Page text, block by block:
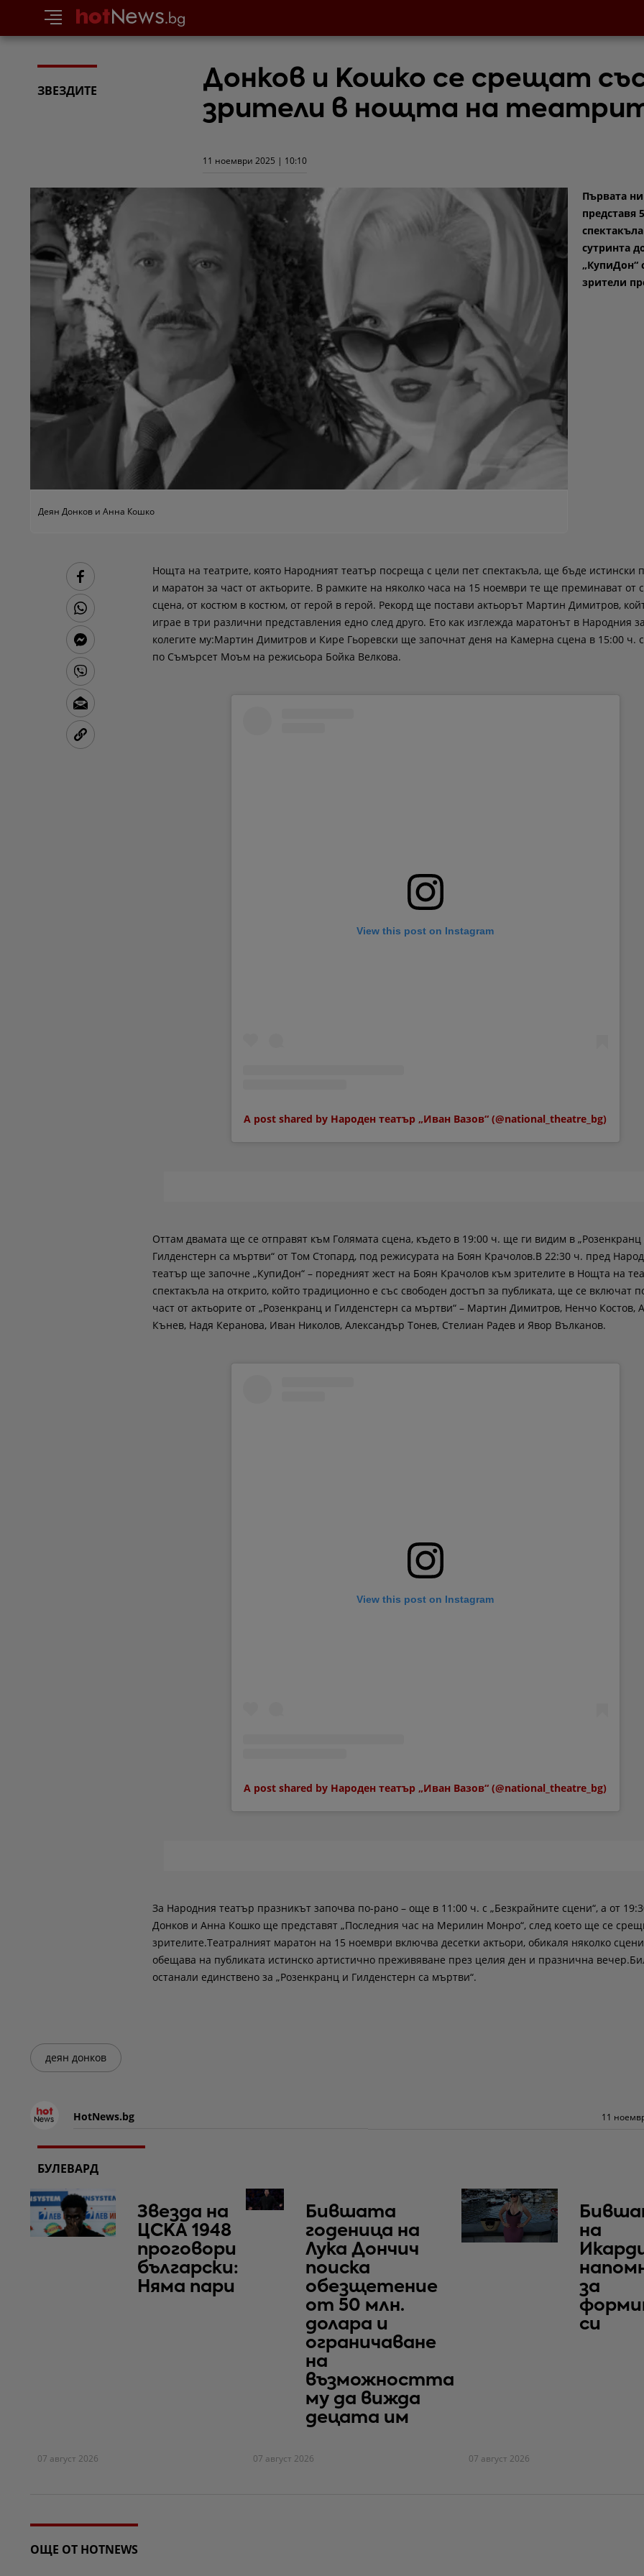
ЗВЕЗДИТЕ
Донков и Кошко се срещат
зрители в нощта на
11 ноември 2025 | 10:10
Деян Донков и Анна Кошко
Първата
представя 5
сутринта
„КупиДон“
зрители
Нощта на театрите, която Народният театър посреща с цели пет спектакъла, ще бъде истински
и маратон за част от актьорите. В рамките на няколко часа на 15 ноември те ще преминават от
сцена, от костюм в костюм, от герой в герой. Рекорд ще постави актьорът Мартин Димитров,
играе в три различни представления едно след друго. Ето как изглежда маратонът в Народния
колегите му:Мартин Димитров и Кире Гьоревски ще започнат деня на Камерна сцена в 15:00 ч. с
по Съмърсет Моъм на режисьора Бойка Велкова.
View this post on Instagram
A post shared by Народен театър „Иван Вазов“ (@national_theatre_bg)
Оттам двамата ще се отправят към Голямата сцена, където в 19:00 ч. ще ги видим в „Розенкранц
Гилденстерн са мъртви“ от Том Стопард, под режисурата на Боян Крачолов.В 22:30 ч. пред
театър ще започне „КупиДон“ – поредният жест на Боян Крачолов към зрителите в Нощта на
спектакъла на открито, който традиционно е със свободен достъп за публиката, ще се включат
част от актьорите от „Розенкранц и Гилденстерн са мъртви“ – Мартин Димитров, Ненчо Костов,
Кънев, Надя Керанова, Иван Николов, Александър Тонев, Стелиан Радев и Явор Вълканов.
View this post on Instagram
A post shared by Народен театър „Иван Вазов“ (@national_theatre_bg)
За Народния театър празникът започва по-рано – още в 11:00 ч. с „Безкрайните сцени“, а от
Донков и Анна Кошко ще представят „Последния час на Мерилин Монро“, след което ще се
зрителите.Театралният маратон на 15 ноември включва десетки актьори, обикаля няколко
обещава на публиката истинско артистично преживяване през целия ден и празнична
останали единствено за „Розенкранц и Гилденстерн са мъртви“.
деян донков
HotNews.bg 11
БУЛЕВАРД
Звезда на
ЦСКА 1948
проговори
български:
Няма пари
07 август 2026
Бившата
годеница на
Лука Дончич
поиска
обезщетение
от 50 млн.
долара и
ограничаване
на
възможността
му да вижда
децата им
07 август 2026
на
за
си
07 август 2026
ОЩЕ ОТ HOTNEWS